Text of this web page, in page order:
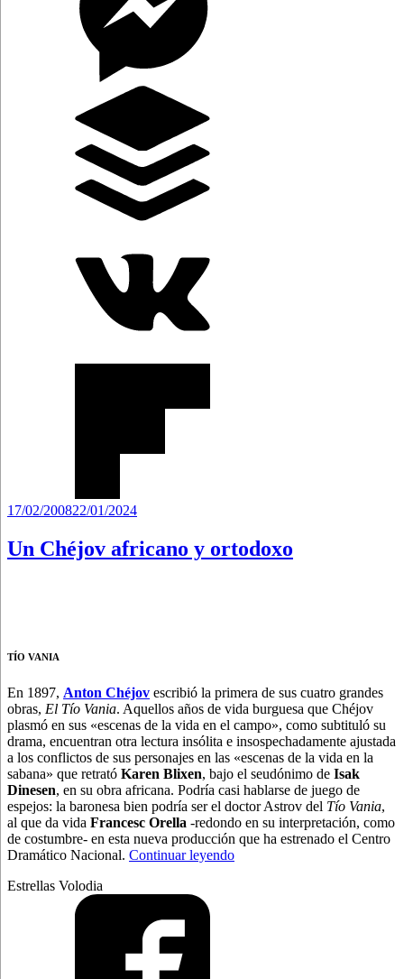
Publicado
17/02/200822/01/2024
Un Chéjov africano y ortodoxo
TÍO VANIA
En 1897, Anton Chéjov escribió la primera de sus cuatro grandes
obras, El Tío Vania. Aquellos años de vida burguesa que Chéjov
plasmó en sus «escenas de la vida en el campo», como subtituló su
drama, encuentran otra lectura insólita e insospechadamente ajustada
a los conflictos de sus personajes en las «escenas de la vida en la
sabana» que retrató Karen Blixen, bajo el seudónimo de Isak
Dinesen, en su obra africana. Podría casi hablarse de juego de
espejos: la baronesa bien podría ser el doctor Astrov del Tío Vania,
al que da vida Francesc Orella -redondo en su interpretación, como
de costumbre- en esta nueva producción que ha estrenado el Centro
Dramático Nacional. Continuar leyendo“Un
Estrellas Volodia